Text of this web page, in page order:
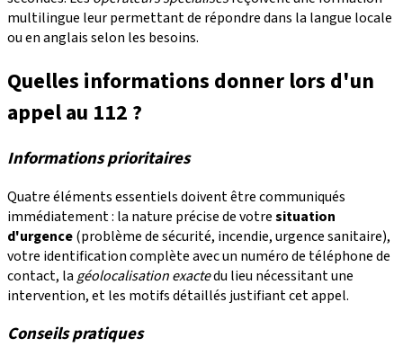
multilingue leur permettant de répondre dans la langue locale
ou en anglais selon les besoins.
Quelles informations donner lors d'un
appel au 112 ?
Informations prioritaires
Quatre éléments essentiels doivent être communiqués
immédiatement : la nature précise de votresituation
d'urgence(problème de sécurité, incendie, urgence sanitaire),
votre identification complète avec un numéro de téléphone de
contact, lagéolocalisation exactedu lieu nécessitant une
intervention, et les motifs détaillés justifiant cet appel.
Conseils pratiques